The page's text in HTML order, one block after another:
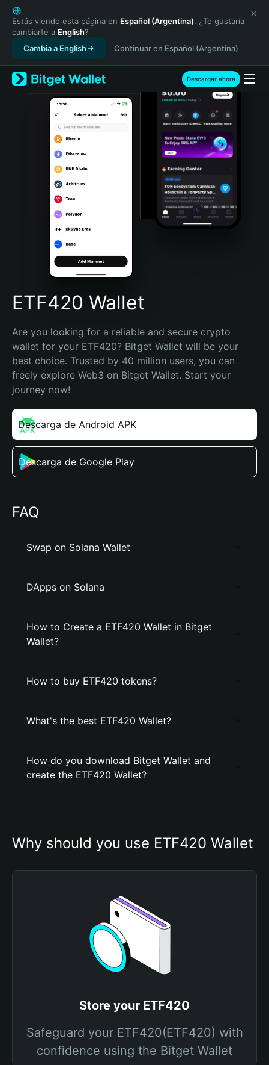
English
日本語
Tiếng Việt
Русский
Español (Latinoamérica)
Türkçe
Italiano
Português (Portugal)
Bahasa Indonesia
Português (Brasil)
Español (Argentina)
Estás viendo esta página en Español (Argentina). ¿Te gustaría
cambiarte a English?
Cambia a English
Continuar en Español (Argentina)
Descargar ahora
ETF420 Wallet
Are you looking for a reliable and secure crypto
wallet for your ETF420? Bitget Wallet will be your
best choice. Trusted by 40 million users, you can
freely explore Web3 on Bitget Wallet. Start your
journey now!
Descarga de Android APK
Descarga de Google Play
FAQ
Swap on Solana Wallet
DApps on Solana
How to Create a ETF420 Wallet in Bitget
Wallet?
How to buy ETF420 tokens?
What's the best ETF420 Wallet?
How do you download Bitget Wallet and
create the ETF420 Wallet?
Why should you use ETF420 Wallet
Store your ETF420
Safeguard your ETF420(ETF420) with
confidence using the Bitget Wallet